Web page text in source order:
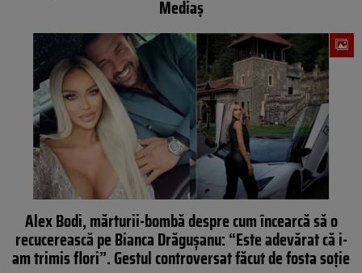
Mediaș
Alex Bodi, mărturii-bombă despre cum încearcă să o
recucerească pe Bianca Drăgușanu: “Este adevărat că i-
am trimis flori”. Gestul controversat făcut de fosta soție